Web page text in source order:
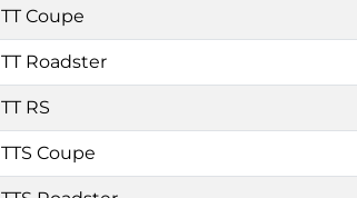
TT Coupe
TT Roadster
TT RS
TTS Coupe